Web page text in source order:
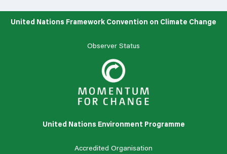
United Nations Framework Convention on Climate Change
Observer Status
United Nations Environment Programme
Accredited Organisation